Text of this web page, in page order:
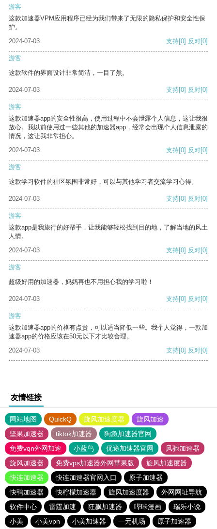
游客
这款加速器VPM应用程序已经为我们带来了无限的隐私保护和安全性保
护。
2024-07-03
支持[0] 反对[0]
游客
这款软件的界面设计非常简洁，一目了然。
2024-07-03 支持[0] 反对[0]
游客
这款加速器app的安全性很高，使用过程中不会泄露个人信息，这让我很
放心。我以前使用过一些其他的加速器app，经常会出现个人信息泄露的
情况，这让我非常担心。
2024-07-03
支持[0] 反对[0]
游客
这款学习软件的社区氛围非常好，可以与其他学习者交流学习心得。
2024-07-03 支持[0] 反对[0]
游客
这款app是我旅行的好帮手，让我能够轻松找到目的地，了解当地的风土
人情。
2024-07-03
支持[0] 反对[0]
游客
超级好用的加速器，妈妈再也不用担心我的学习啦！
2024-07-03 支持[0] 反对[0]
游客
这款加速器app的价格有点贵，可以适当降低一些。我个人觉得，一款加
速器app的价格应该在50元以下才比较合理。
2024-07-03
支持[0] 反对[0]
友情链接
网站地图 QuickQ 旋风加速度器
旋风加速
坚果加速器
tiktok加速器
狗急加速器官网
免费vqn外网加速
小蓝鸟 优途加速器官网
风驰加速器
旋风加速器
免费vps加速器外网苹果版
旋风加速度器
快连加速器
快连加速器官网入口
原子加速器
快鸭加速器
快柠檬加速器 旋风加速度器
外网网址导航
软件中心
雷霆加速 狂飙加速器 哔咔漫画
瑞乐小说
小美
小美vpn 小美加速器 一元机场 原子加速器